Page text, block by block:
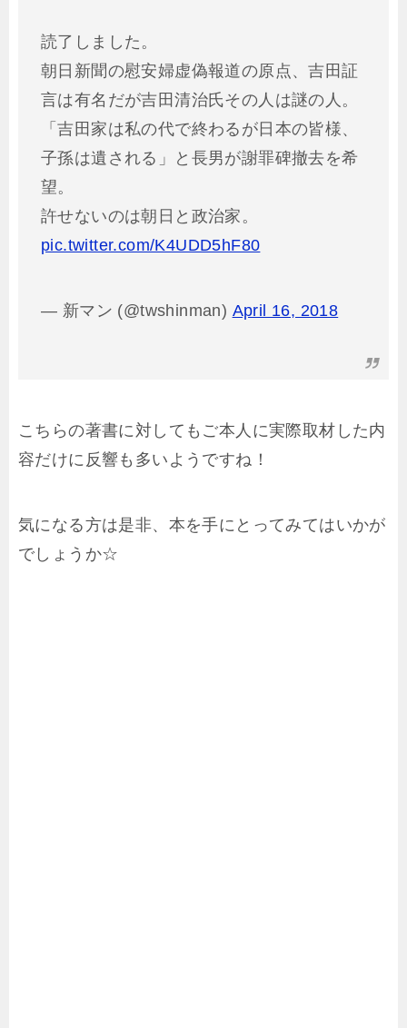
読了しました。
朝日新聞の慰安婦虚偽報道の原点、吉田証
言は有名だが吉田清治氏その人は謎の人。
「吉田家は私の代で終わるが日本の皆様、
子孫は遺される」と長男が謝罪碑撤去を希
望。
許せないのは朝日と政治家。
pic.twitter.com/K4UDD5hF80
— 新マン (@twshinman) April 16, 2018
こちらの著書に対してもご本人に実際取材した内
容だけに反響も多いようですね！
気になる方は是非、本を手にとってみてはいかが
でしょうか☆